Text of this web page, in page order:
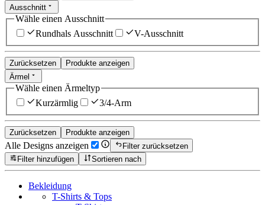
Ausschnitt
Wähle einen Ausschnitt
Rundhals Ausschnitt
V-Ausschnitt
Zurücksetzen
Produkte anzeigen
Ärmel
Wähle einen Ärmeltyp
Kurzärmlig
3/4-Arm
Zurücksetzen Produkte anzeigen
Alle Designs anzeigen
Filter zurücksetzen
Filter hinzufügen
Sortieren nach
Bekleidung
T-Shirts & Tops